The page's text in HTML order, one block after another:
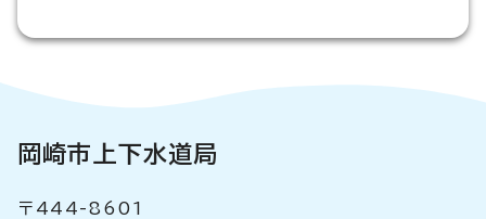
岡崎市上下水道局
〒444-8601